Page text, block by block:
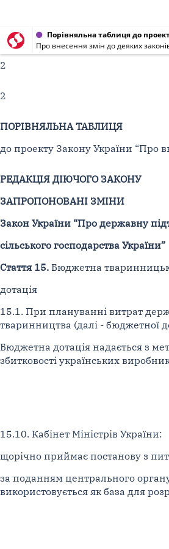
Порівняльна таблиця до
Про внесення змін до деяких